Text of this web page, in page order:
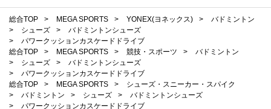
総合TOP > MEGA SPORTS > YONEX(ヨネックス) >
バドミントン
>
シューズ >
バドミントンシューズ
>
パワークッションカスケードドライブ
総合TOP
> MEGA SPORTS > 競技・スポーツ >
バドミントン
>
シューズ >
バドミントンシューズ
>
パワークッションカスケードドライブ
総合TOP
> MEGA SPORTS >
シューズ・スニーカー・スパイク
>
バドミントン > シューズ >
バドミントンシューズ
>
パワークッションカスケードドライブ